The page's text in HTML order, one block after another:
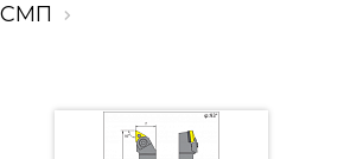
СМП